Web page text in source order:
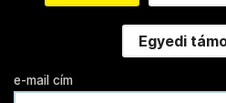
Egyedi
e-mail cím